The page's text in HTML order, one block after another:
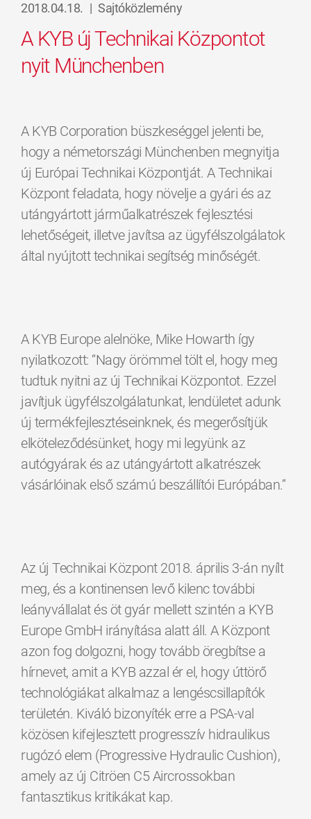
2018.04.18. | Sajtóközlemény
A KYB új Technikai Központot
nyit Münchenben
A KYB Corporation büszkeséggel jelenti be,
hogy a németországi Münchenben megnyitja
új Európai Technikai Központját. A Technikai
Központ feladata, hogy növelje a gyári és az
utángyártott járműalkatrészek fejlesztési
lehetőségeit, illetve javítsa az ügyfélszolgálatok
által nyújtott technikai segítség minőségét.
A KYB Europe alelnöke, Mike Howarth így
nyilatkozott: “Nagy örömmel tölt el, hogy meg
tudtuk nyitni az új Technikai Központot. Ezzel
javítjuk ügyfélszolgálatunkat, lendületet adunk
új termékfejlesztéseinknek, és megerősítjük
elköteleződésünket, hogy mi legyünk az
autógyárak és az utángyártott alkatrészek
vásárlóinak első számú beszállítói Európában.”
Az új Technikai Központ 2018. április 3-án nyílt
meg, és a kontinensen levő kilenc további
leányvállalat és öt gyár mellett szintén a KYB
Europe GmbH irányítása alatt áll. A Központ
azon fog dolgozni, hogy tovább öregbítse a
hírnevet, amit a KYB azzal ér el, hogy úttörő
technológiákat alkalmaz a lengéscsillapítók
területén. Kiváló bizonyíték erre a PSA-val
közösen kifejlesztett progresszív hidraulikus
rugózó elem (Progressive Hydraulic Cushion),
amely az új Citröen C5 Aircrossokban
fantasztikus kritikákat kap.